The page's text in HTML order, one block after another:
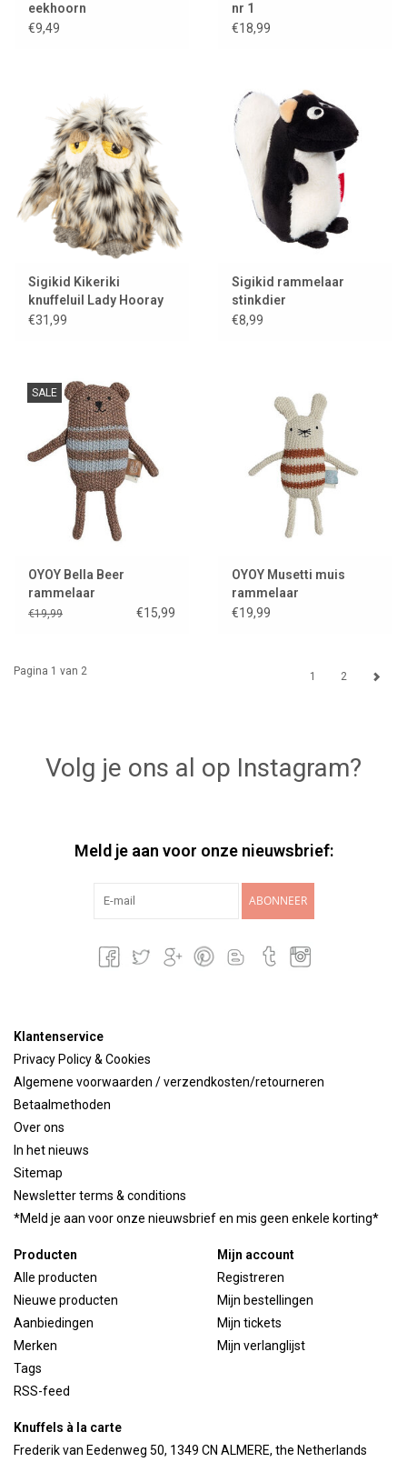
eekhoorn
€9,49
nr 1
€18,99
Sigikid Kikeriki
knuffeluil Lady Hooray
€31,99
Sigikid rammelaar
stinkdier
€8,99
SALE
OYOY Bella Beer
rammelaar
€19,99 €15,99
OYOY Musetti muis
rammelaar
€19,99
Pagina 1 van 2 1 2
Volg je ons al op Instagram?
Meld je aan voor onze nieuwsbrief:
ABONNEER
Klantenservice
Privacy Policy & Cookies
Algemene voorwaarden / verzendkosten/retourneren
Betaalmethoden
Over ons
In het nieuws
Sitemap
Newsletter terms & conditions
*Meld je aan voor onze nieuwsbrief en mis geen enkele korting*
Producten
Alle producten
Nieuwe producten
Aanbiedingen
Merken
Tags
RSS-feed
Mijn account
Registreren
Mijn bestellingen
Mijn tickets
Mijn verlanglijst
Knuffels à la carte
Frederik van Eedenweg 50, 1349 CN ALMERE, the Netherlands